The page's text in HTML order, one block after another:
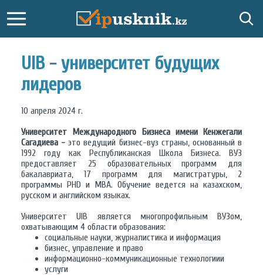
UIB - университет будущих
лидеров
10 апреля 2024 г.
Университет Международного Бизнеса имени Кенжегали
Сагадиева -это ведущий бизнес-вуз страны, основанный в
1992 году как Республиканская Школа Бизнеса. ВУЗ
предоставляет 25 образовательных программ для
бакалавриата, 17 программ для магистратуры, 2
программы PHD и MBA. Обучение ведется на казахском,
русском и английском языках.
Университет UIB является многопрофильным ВУЗом,
охватывающим 4 области образования:
социальные науки, журналистика и информация
бизнес, управление и право
информационно-коммуникационные технологиии
услуги